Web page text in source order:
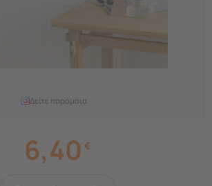
Δείτε παρόμοια
6,40 €